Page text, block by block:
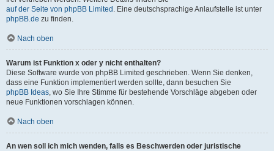
auf der Seite von phpBB Limited . Eine deutschsprachige Anlaufstelle ist unter
phpBB.de zu finden.
Nach oben
Warum ist Funktion x oder y nicht enthalten?
Diese Software wurde von phpBB Limited geschrieben. Wenn Sie denken,
dass eine Funktion implementiert werden sollte, dann besuchen Sie
phpBB Ideas, wo Sie Ihre Stimme für bestehende Vorschläge abgeben oder
neue Funktionen vorschlagen können.
Nach oben
An wen soll ich mich wenden, falls es Beschwerden oder juristische